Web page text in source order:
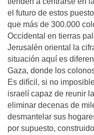
el futuro de estos
que más de 300.000
Occidental en tierras
Jerusalén oriental la
situación aquí es
Gaza, donde los
Es difícil, si no
israelí capaz de reunir
eliminar decenas de
desmantelar sus
por supuesto,